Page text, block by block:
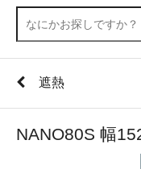
遮熱
NANO80S 幅